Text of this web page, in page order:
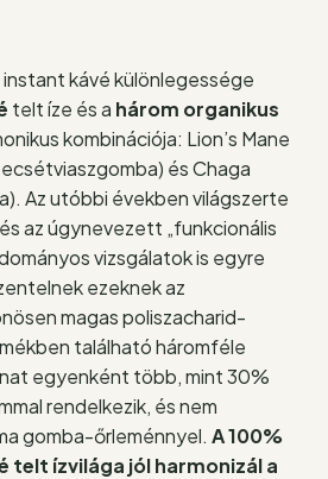
instant kávé különlegessége
telt íze és a három organikus
kombinációja: Lion’s Mane
és Chaga
Az utóbbi években világszerte
az úgynevezett „funkcionális
vizsgálatok is egyre
ezeknek az
magas poliszacharid-
található háromféle
egyenként több, mint 30%
rendelkezik, és nem
gomba-őrleménnyel. A 100%
telt ízvilága jól harmonizál a